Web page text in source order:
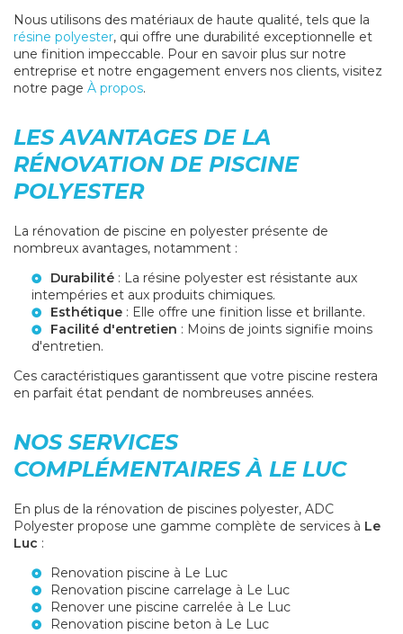
Nous utilisons des matériaux de haute qualité, tels que la
résine polyester, qui offre une durabilité exceptionnelle et
une finition impeccable. Pour en savoir plus sur notre
entreprise et notre engagement envers nos clients, visitez
notre page À propos.
LES AVANTAGES DE LA
RÉNOVATION DE PISCINE
POLYESTER
La rénovation de piscine en polyester présente de
nombreux avantages, notamment :
Durabilité : La résine polyester est résistante aux
intempéries et aux produits chimiques.
Esthétique : Elle offre une finition lisse et brillante.
Facilité d'entretien : Moins de joints signifie moins
d'entretien.
Ces caractéristiques garantissent que votre piscine restera
en parfait état pendant de nombreuses années.
NOS SERVICES
COMPLÉMENTAIRES À LE LUC
En plus de la rénovation de piscines polyester, ADC
Polyester propose une gamme complète de services à Le
Luc :
Renovation piscine à Le Luc
Renovation piscine carrelage à Le Luc
Renover une piscine carrelée à Le Luc
Renovation piscine beton à Le Luc